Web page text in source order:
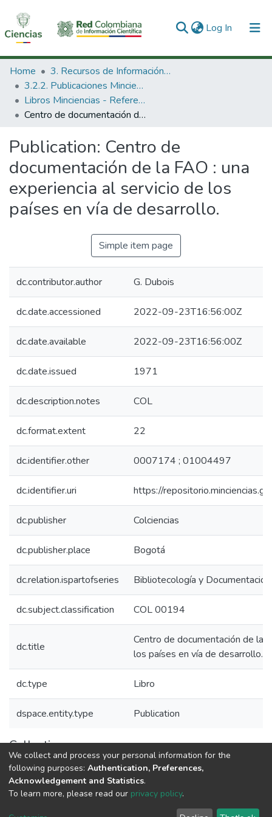
Log In (current)
Communities & Collections
All of DSpace
Statistics
Home
3. Recursos de Información Científica y Tecnológica
3.2.2. Publicaciones Minciencias
Libros Minciencias - Referenciales
Centro de documentación de la FAO : una experiencia al servicio de los países en vía de desarrollo.
Publication: Centro de
documentación de la FAO : una
experiencia al servicio de los
países en vía de desarrollo.
Simple item page
dc.contributor.author G. Dubois
dc.date.accessioned 2022-09-23T16:56:00Z
dc.date.available 2022-09-23T16:56:00Z
dc.date.issued 1971
dc.description.notes COL
dc.format.extent 22
dc.identifier.other 0007174 ; 01004497
dc.identifier.uri https://
dc.publisher Colciencias
dc.publisher.place Bogotá
dc.relation.ispartofseries Bibliotecología y Documentación
dc.subject.classification COL 00194
dc.title
Centro de documentación de la
los países en vía de desarrollo.
dc.type Libro
dspace.entity.type Publication
Collections
Libros Minciencias - Referenciales
DSpace software copyright © 2002-2026
We collect and process your personal information for the
following purposes: Authentication, Preferences,
Acknowledgement and Statistics.
To learn more, please read our privacy policy.